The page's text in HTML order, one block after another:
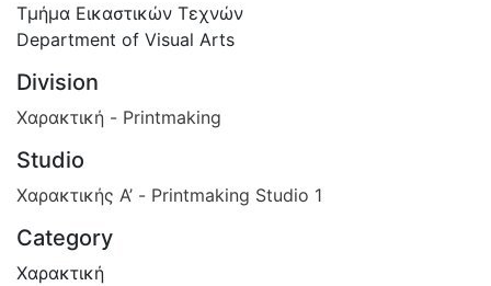
Τμήμα Εικαστικών Τεχνών
Department of Visual Arts
Division
Χαρακτική - Printmaking
Studio
Χαρακτικής Α’ - Printmaking Studio 1
Category
Χαρακτική